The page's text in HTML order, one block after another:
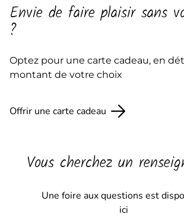
Envie de faire plaisir sans
?
Optez pour une carte cadeau, en
montant de votre choix
Offrir une carte cadeau
Vous cherchez un
Une foire aux questions est
ici